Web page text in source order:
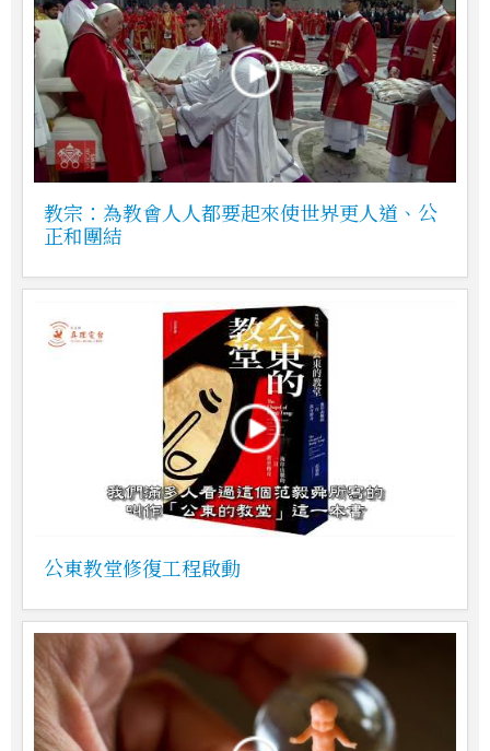
教宗：為教會人人都要起來使世界更人道、公
正和團結
公東教堂修復工程啟動